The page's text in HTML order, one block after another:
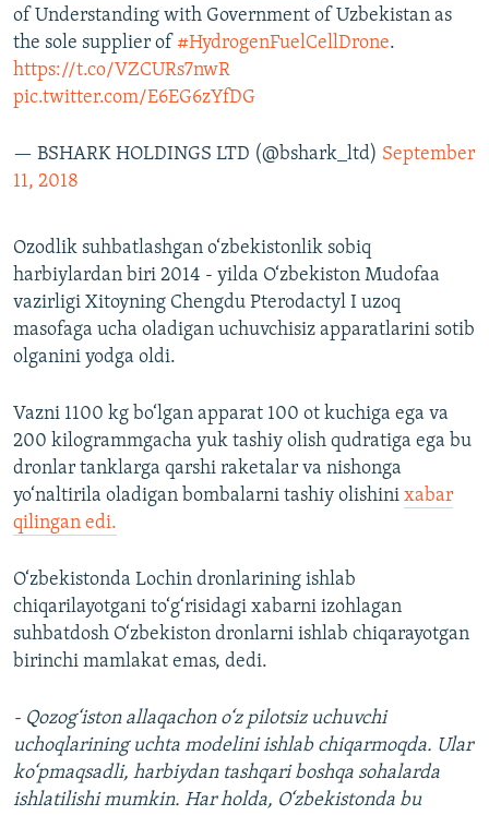
of Understanding with Government of Uzbekistan as
the sole supplier of #HydrogenFuelCellDrone.
https://t.co/VZCURs7nwR
pic.twitter.com/E6EG6zYfDG
— BSHARK HOLDINGS LTD (@bshark_ltd) September
11, 2018
Ozodlik suhbatlashgan o‘zbekistonlik sobiq
harbiylardan biri 2014 - yilda O‘zbekiston Mudofaa
vazirligi Xitoyning Chengdu Pterodactyl I uzoq
masofaga ucha oladigan uchuvchisiz apparatlarini sotib
olganini yodga oldi.
Vazni 1100 kg bo‘lgan apparat 100 ot kuchiga ega va
200 kilogrammgacha yuk tashiy olish qudratiga ega bu
dronlar tanklarga qarshi raketalar va nishonga
yo‘naltirila oladigan bombalarni tashiy olishini xabar
qilingan edi.
O‘zbekistonda Lochin dronlarining ishlab
chiqarilayotgani to‘g‘risidagi xabarni izohlagan
suhbatdosh O‘zbekiston dronlarni ishlab chiqarayotgan
birinchi mamlakat emas, dedi.
- Qozog‘iston allaqachon o‘z pilotsiz uchuvchi
uchoqlarining uchta modelini ishlab chiqarmoqda. Ular
ko‘pmaqsadli, harbiydan tashqari boshqa sohalarda
ishlatilishi mumkin. Har holda, O‘zbekistonda bu